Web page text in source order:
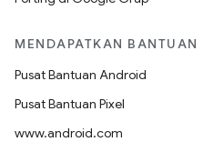
MENDAPATKAN BANTUAN
Pusat Bantuan Android
Pusat Bantuan Pixel
www.android.com